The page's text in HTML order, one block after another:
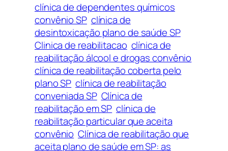
clínica de dependentes químicos
convênio SP clínica de
desintoxicação plano de saúde SP
Clinica de reabilitacao clínica de
reabilitação álcool e drogas convênio
clínica de reabilitação coberta pelo
plano SP clínica de reabilitação
conveniada SP Clínica de
reabilitação em SP clínica de
reabilitação particular que aceita
convênio Clínica de reabilitação que
aceita plano de saúde em SP: as